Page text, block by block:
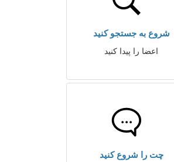
شروع به جستجو کنید
اعضا را پیدا کنید
چت را شروع کنید